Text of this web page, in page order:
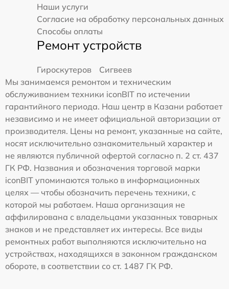
Наши услуги
Согласие на обработку персональных данных
Способы оплаты
Ремонт устройств
Гироскутеров
Сигвеев
Мы занимаемся ремонтом и техническим
обслуживанием техники iconBIT по истечении
гарантийного периода. Наш центр в Казани работает
независимо и не имеет официальной авторизации от
производителя. Цены на ремонт, указанные на сайте,
носят исключительно ознакомительный характер и
не являются публичной офертой согласно п. 2 ст. 437
ГК РФ. Названия и обозначения торговой марки
iconBIT упоминаются только в информационных
целях — чтобы обозначить перечень техники, с
которой мы работаем. Наша организация не
аффилирована с владельцами указанных товарных
знаков и не представляет их интересы. Все виды
ремонтных работ выполняются исключительно на
устройствах, находящихся в законном гражданском
обороте, в соответствии со ст. 1487 ГК РФ.